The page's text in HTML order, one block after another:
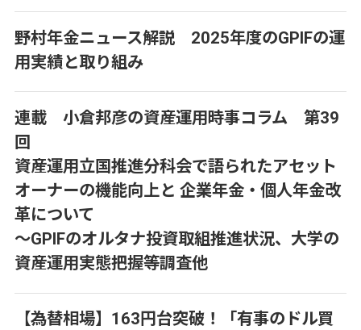
野村年金ニュース解説 2025年度のGPIFの運
用実績と取り組み
連載 小倉邦彦の資産運用時事コラム 第39
回
資産運用立国推進分科会で語られたアセット
オーナーの機能向上と 企業年金・個人年金改
革について
～GPIFのオルタナ投資取組推進状況、大学の
資産運用実態把握等調査他
【為替相場】163円台突破！「有事のドル買